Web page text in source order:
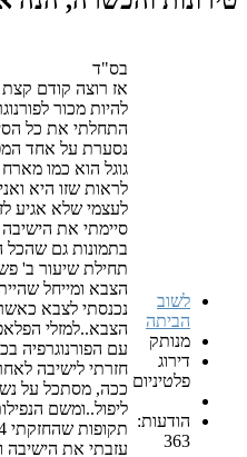
לשוב
הביתה
מנותק
דירוג
פלטיניום
הודעות:
363
בס"ד
אז רוצה קודם
להיות מכור
נסערת על אחד
גוגל הוא כמו
לראות שזו היא
לעצמי שלא אגיע
סיימתי את
בתמונות גם שהכל
תחילת שיעור ב'
הצבא ומייחל
נכנסתי לצבא
הצבא..למזלי
עם הפורנוגרפיה
חזרתי לישיבה
ליפול..ומשם
תקופות שהחזקתי 4 חודשים נקי ונופל..5 חודשים ונופל..לקראת הזמן שעזבתי את הישיבה הנפילות נהיו יותר כפייתיות..כאילו אני חייב אותן..